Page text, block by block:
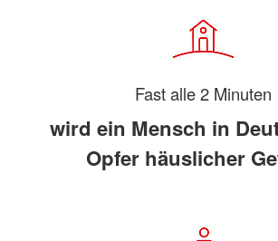
Fast alle 2 Minuten
wird ein Mensch in
Opfer häuslicher